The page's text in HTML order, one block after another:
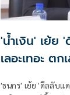
'น้ำเงิน' เย้ย
เลอะเทอะ ต
'ธนกร' เย้ย 'ดีลลับแ